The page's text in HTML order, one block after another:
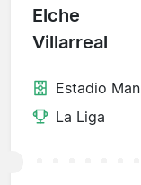
Elche
Villarreal
Estadio
La Liga